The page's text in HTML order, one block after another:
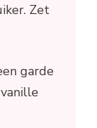
Zet
garde